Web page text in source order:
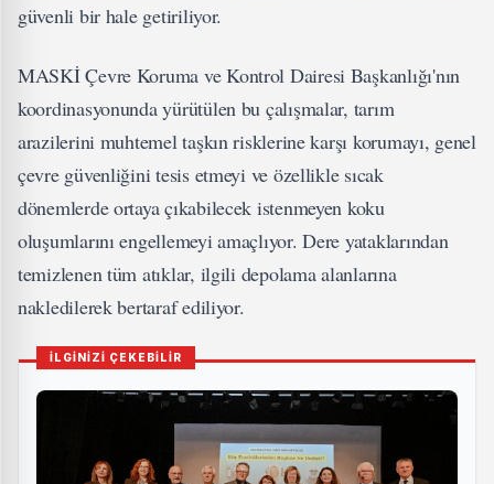
güvenli bir hale getiriliyor.
MASKİ Çevre Koruma ve Kontrol Dairesi Başkanlığı'nın
koordinasyonunda yürütülen bu çalışmalar, tarım
arazilerini muhtemel taşkın risklerine karşı korumayı, genel
çevre güvenliğini tesis etmeyi ve özellikle sıcak
dönemlerde ortaya çıkabilecek istenmeyen koku
oluşumlarını engellemeyi amaçlıyor. Dere yataklarından
temizlenen tüm atıklar, ilgili depolama alanlarına
nakledilerek bertaraf ediliyor.
İLGİNİZİ ÇEKEBİLİR